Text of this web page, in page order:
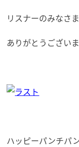
リスナーのみなさ
ありがとうござい
ハッピーパンチパ